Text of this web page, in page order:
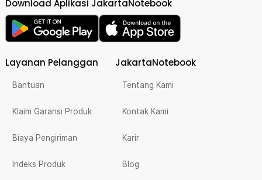
Download Aplikasi JakartaNotebook
Layanan Pelanggan
Bantuan
Klaim Garansi Produk
Biaya Pengiriman
Indeks Produk
JakartaNotebook
Tentang Kami
Kontak Kami
Karir
Blog